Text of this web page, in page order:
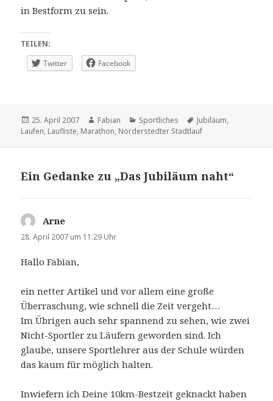
in Bestform zu sein.
TEILEN:
Twitter
Facebook
Veröffentlicht
am
25. April 2007 Autor
Fabian Kategorien
Sportliches Schlagwörter
Jubiläum,
Laufen, Laufliste, Marathon, Norderstedter Stadtlauf
Ein Gedanke zu „Das Jubiläum naht“
Arne
28. April 2007 um 11:29 Uhr
Hallo Fabian,
ein netter Artikel und vor allem eine große
Überraschung, wie schnell die Zeit vergeht…
Im Übrigen auch sehr spannend zu sehen, wie zwei
Nicht-Sportler zu Läufern geworden sind. Ich
glaube, unsere Sportlehrer aus der Schule würden
das kaum für möglich halten.
Inwiefern ich Deine 10km-Bestzeit geknackt haben